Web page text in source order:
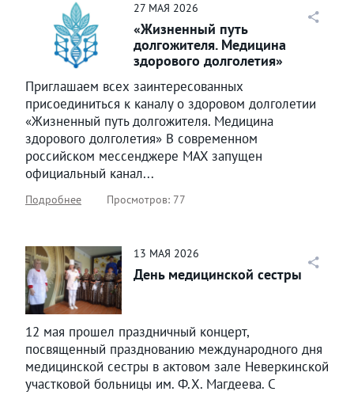
27 МАЯ 2026
«Жизненный путь
долгожителя. Медицина
здорового долголетия»
Приглашаем всех заинтересованных
присоединиться к каналу о здоровом долголетии
«Жизненный путь долгожителя. Медицина
здорового долголетия» В современном
российском мессенджере MAX запущен
официальный канал...
Подробнее Просмотров: 77
13 МАЯ 2026
День медицинской сестры
12 мая прошел праздничный концерт,
посвященный празднованию международного дня
медицинской сестры в актовом зале Неверкинской
участковой больницы им. Ф.Х. Магдеева. С